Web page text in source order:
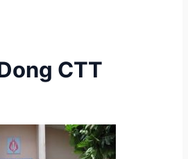
CTT